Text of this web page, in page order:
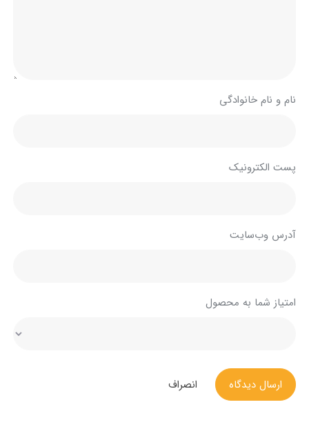
نام و نام خانوادگی
پست الکترونیک
آدرس وب‌سایت
امتیاز شما به محصول
ارسال دیدگاه انصراف